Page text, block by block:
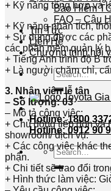
Bảo Hiểm
FAQ – Câu
Tin Tức
Liên Hệ
Chương trình hội
Search
for:
Hotline: 1800
Hotline: 0912 90
Search
for:
+ Kỹ năng tổng hợp và
+ Kỹ năng phân tích,
+ Sử dụng được các
các phần mềm quản lý
+ Tiếng Anh trình độ B
+ Là người chăm chỉ,
3. Nhân viên lễ tân
– Số lượng: 03
– Mô tả công việc:
+ Chủ động tiếp đón và
showroom/ dịch vụ.
+ Các công việc khác
phận.
+ Chi tiết sẽ trao đổi
+ Hình thức làm việc: